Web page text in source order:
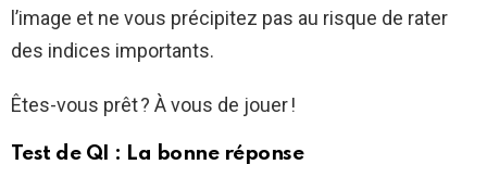
l’image et ne vous précipitez pas au risque de rater
des indices importants.
Êtes-vous prêt ? À vous de jouer !
Test de QI : La bonne réponse